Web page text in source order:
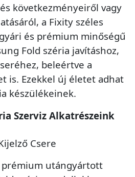
következményeiről vagy
a Fixity széles
és prémium minőségű
Fold széria javításhoz,
beleértve a
is. Ezekkel új életet adhat
készülékeinek.
Szerviz Alkatrészeink
Csere
prémium utángyártott